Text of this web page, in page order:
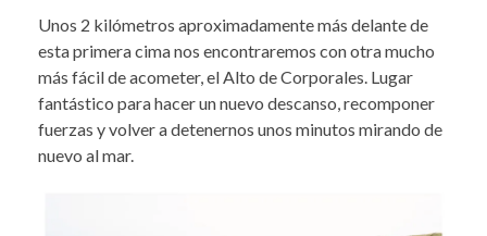
­­Unos 2 kilómetros aproximadamente más delante de
esta primera cima nos encontraremos con otra mucho
más fácil de acometer, el Alto de Corporales. Lugar
fantástico para hacer un nuevo descanso, recomponer
fuerzas y volver a detenernos unos minutos mirando de
nuevo al mar.